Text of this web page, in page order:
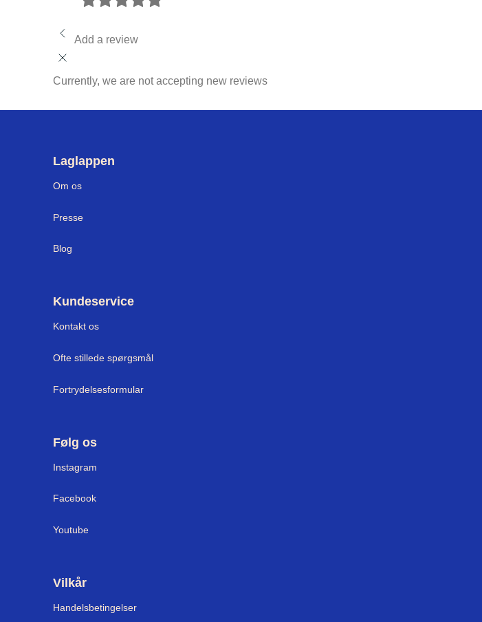
Add a review
Currently, we are not accepting new reviews
Laglappen
Om os
Presse
Blog
Kundeservice
Kontakt os
Ofte stillede spørgsmål
Fortrydelsesformular
Følg os
Instagram
Facebook
Youtube
Vilkår
Handelsbetingelser